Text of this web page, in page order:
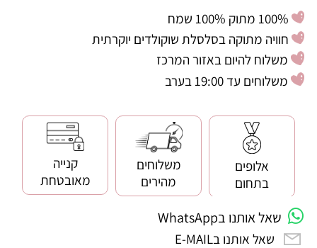
חוויה מתוקה בסלסלת שוקולדים יוקרתית
משלוח להיום באזור המרכז
משלוחים עד 19:00 בערב
אלופים
בתחום
משלוחים
מהירים
קנייה
מאובטחת
שאל אותנו בWhatsApp
שאל אותנו בE-MAIL